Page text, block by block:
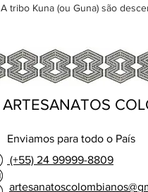
A tribo Kuna (ou Guna) são
ARTESANATOS
Enviamos para todo o País
(+55) 24 99999-8809